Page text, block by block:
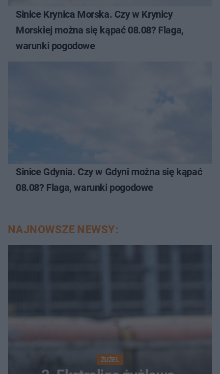
Sinice Krynica Morska. Czy w Krynicy
Morskiej można się kąpać 08.08? Flaga,
warunki pogodowe
Sinice Gdynia. Czy w Gdyni można się kąpać
08.08? Flaga, warunki pogodowe
NAJNOWSZE NEWSY:
ŻUŻEL